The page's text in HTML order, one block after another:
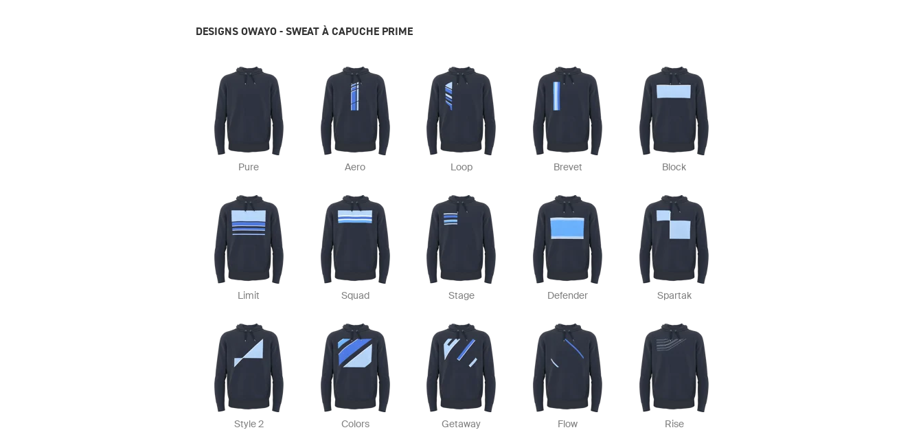
DESIGNS OWAYO - SWEAT À CAPUCHE PRIME
Pure Aero Loop Brevet Block
Limit Squad Stage Defender Spartak
Style 2 Colors Getaway Flow Rise